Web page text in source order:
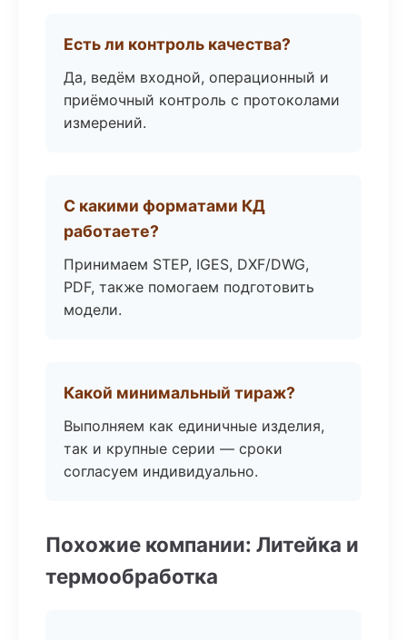
Есть ли контроль качества?
Да, ведём входной, операционный и
приёмочный контроль с протоколами
измерений.
С какими форматами КД
работаете?
Принимаем STEP, IGES, DXF/DWG,
PDF, также помогаем подготовить
модели.
Какой минимальный тираж?
Выполняем как единичные изделия,
так и крупные серии — сроки
согласуем индивидуально.
Похожие компании: Литейка и
термообработка